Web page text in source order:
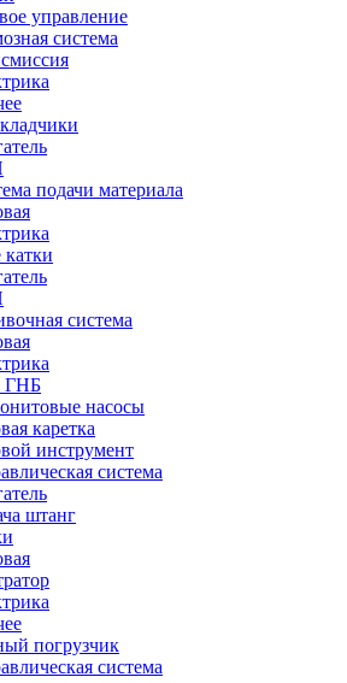
управление
система
подачи материала
система
ГНБ
насосы
каретка
инструмент
система
штанг
погрузчик
система